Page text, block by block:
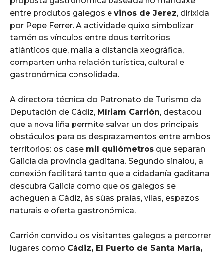
entre produtos galegos e viños de Jerez, dirixida
por Pepe Ferrer. A actividade quixo simbolizar
tamén os vínculos entre dous territorios
atlánticos que, malia a distancia xeográfica,
comparten unha relación turística, cultural e
gastronómica consolidada.
A directora técnica do Patronato de Turismo da
Deputación de Cádiz, Míriam Carrión, destacou
que a nova liña permite salvar un dos principais
obstáculos para os desprazamentos entre ambos
territorios: os case mil quilómetros que separan
Galicia da provincia gaditana. Segundo sinalou, a
conexión facilitará tanto que a cidadanía gaditana
descubra Galicia como que os galegos se
acheguen a Cádiz, ás súas praias, vilas, espazos
naturais e oferta gastronómica.
Carrión convidou os visitantes galegos a percorrer
lugares como Cádiz, El Puerto de Santa María,